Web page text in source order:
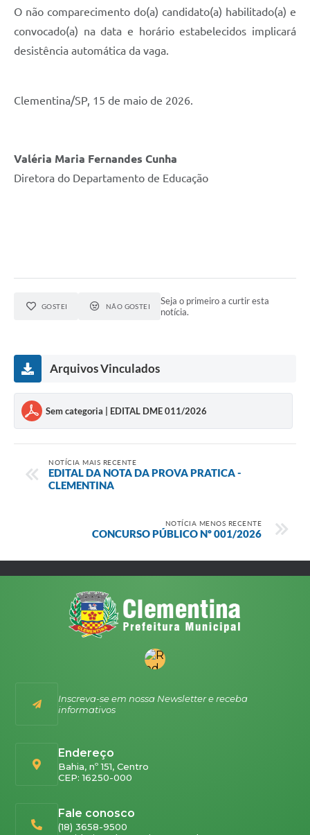
O não comparecimento do(a) candidato(a) habilitado(a) e
convocado(a) na data e horário estabelecidos implicará
desistência automática da vaga.
Clementina/SP, 15 de maio de 2026.
Valéria Maria Fernandes Cunha
Diretora do Departamento de Educação
GOSTEI NÃO GOSTEI
Seja o primeiro a curtir esta
notícia.
Arquivos Vinculados
Sem categoria | EDITAL DME 011/2026
NOTÍCIA MAIS RECENTE
EDITAL DA NOTA DA PROVA PRATICA -
CLEMENTINA
NOTÍCIA MENOS RECENTE
CONCURSO PÚBLICO Nº 001/2026
Inscreva-se em nossa Newsletter e receba
informativos
Endereço
Bahia, nº 151, Centro
CEP: 16250-000
Fale conosco
(18) 3658-9500